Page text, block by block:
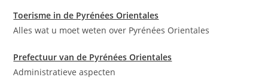
Toerisme in de Pyrénées Orientales
Alles wat u moet weten over Pyrénées Orientales
Prefectuur van de Pyrénées Orientales
Administratieve aspecten